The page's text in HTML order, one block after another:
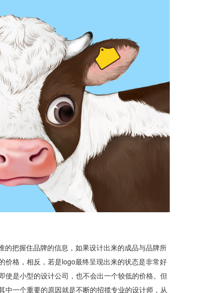
把握住品牌的信息，如果设计出来的成品与品牌所
价格，相反，若是logo最终呈现出来的状态是非常好
是小型的设计公司，也不会出一个较低的价格。但
一个重要的原因就是不断的招揽专业的设计师，从